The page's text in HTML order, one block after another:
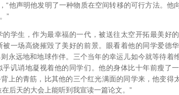
他声明他发明了一种物质在空间转移的可行方法。他
”
生，作为最幸福的一代，被送往太空开拓最美好
一场高烧摧毁了美好的前景。眼看着他的同学爱德
永远地和地球作伴。三个当年的幸运儿如今就等待着
讥诮地凝视着他的同学们。他的身体比十年前瘦了
上的青筋，比其他的三个红光满面的同学来，他变得
后天的大会上能听到我宣读一篇论文。”